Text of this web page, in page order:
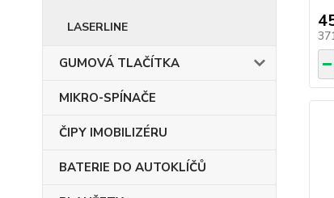
LASERLINE
GUMOVÁ TLAČÍTKA
MIKRO-SPÍNAČE
ČIPY IMOBILIZÉRU
BATERIE DO AUTOKLÍČŮ